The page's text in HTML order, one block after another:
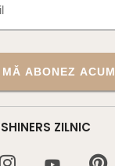
MĂ ABONEZ ACUM
ZILNIC